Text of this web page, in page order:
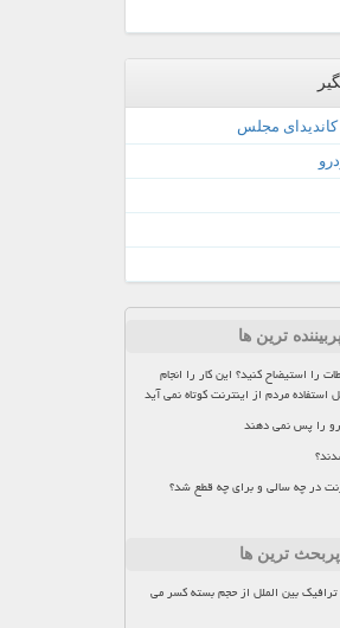
کاندیدای مجلس
ترین ها
را استیضاح کنید؟ این کار را انجام
استفاده مردم از اینترنت کوتاه نمی آید
را پس نمی دهند
در چه سالی و برای چه قطع شد؟
پربحث ترین ها
ترافیک بین الملل از حجم بسته کسر می